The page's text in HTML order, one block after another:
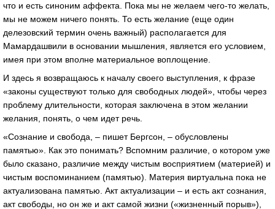
что и есть синоним аффекта. Пока мы не желаем чего-то желать,
мы не можем ничего понять. То есть желание (еще один
делезовский термин очень важный) располагается для
Мамардашвили в основании мышления, является его условием,
имея при этом вполне материальное воплощение.
И здесь я возвращаюсь к началу своего выступления, к фразе
«законы существуют только для свободных людей», чтобы через
проблему длительности, которая заключена в этом желании
желания, понять, о чем идет речь.
«Сознание и свобода, – пишет Бергсон, – обусловлены
памятью». Как это понимать? Вспомним различие, о котором уже
было сказано, различие между чистым восприятием (материей) и
чистым воспоминанием (памятью). Материя виртуальна пока не
актуализована памятью. Акт актуализации – и есть акт сознания,
акт свободы, но он же и акт самой жизни («жизненный порыв»),